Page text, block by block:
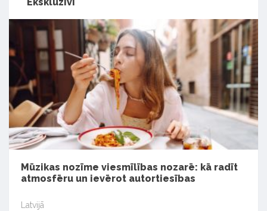
Ekskluzīvi
Mūzikas nozīme viesmīlības nozarē: kā radīt
atmosfēru un ievērot autortiesības
Latvijā